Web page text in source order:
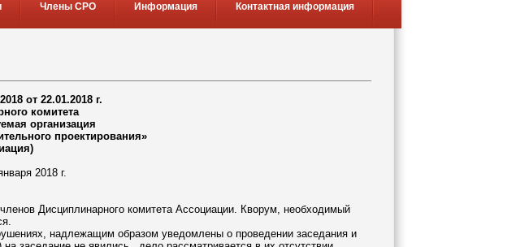
Члены СРО Информация Контактная информация
от 22.01.2018 г.
комитета
организация
проектирования»
г.
Дисциплинарного комитета Ассоциации. Кворум, необходимый
надлежащим образом уведомлены о проведении заседания и